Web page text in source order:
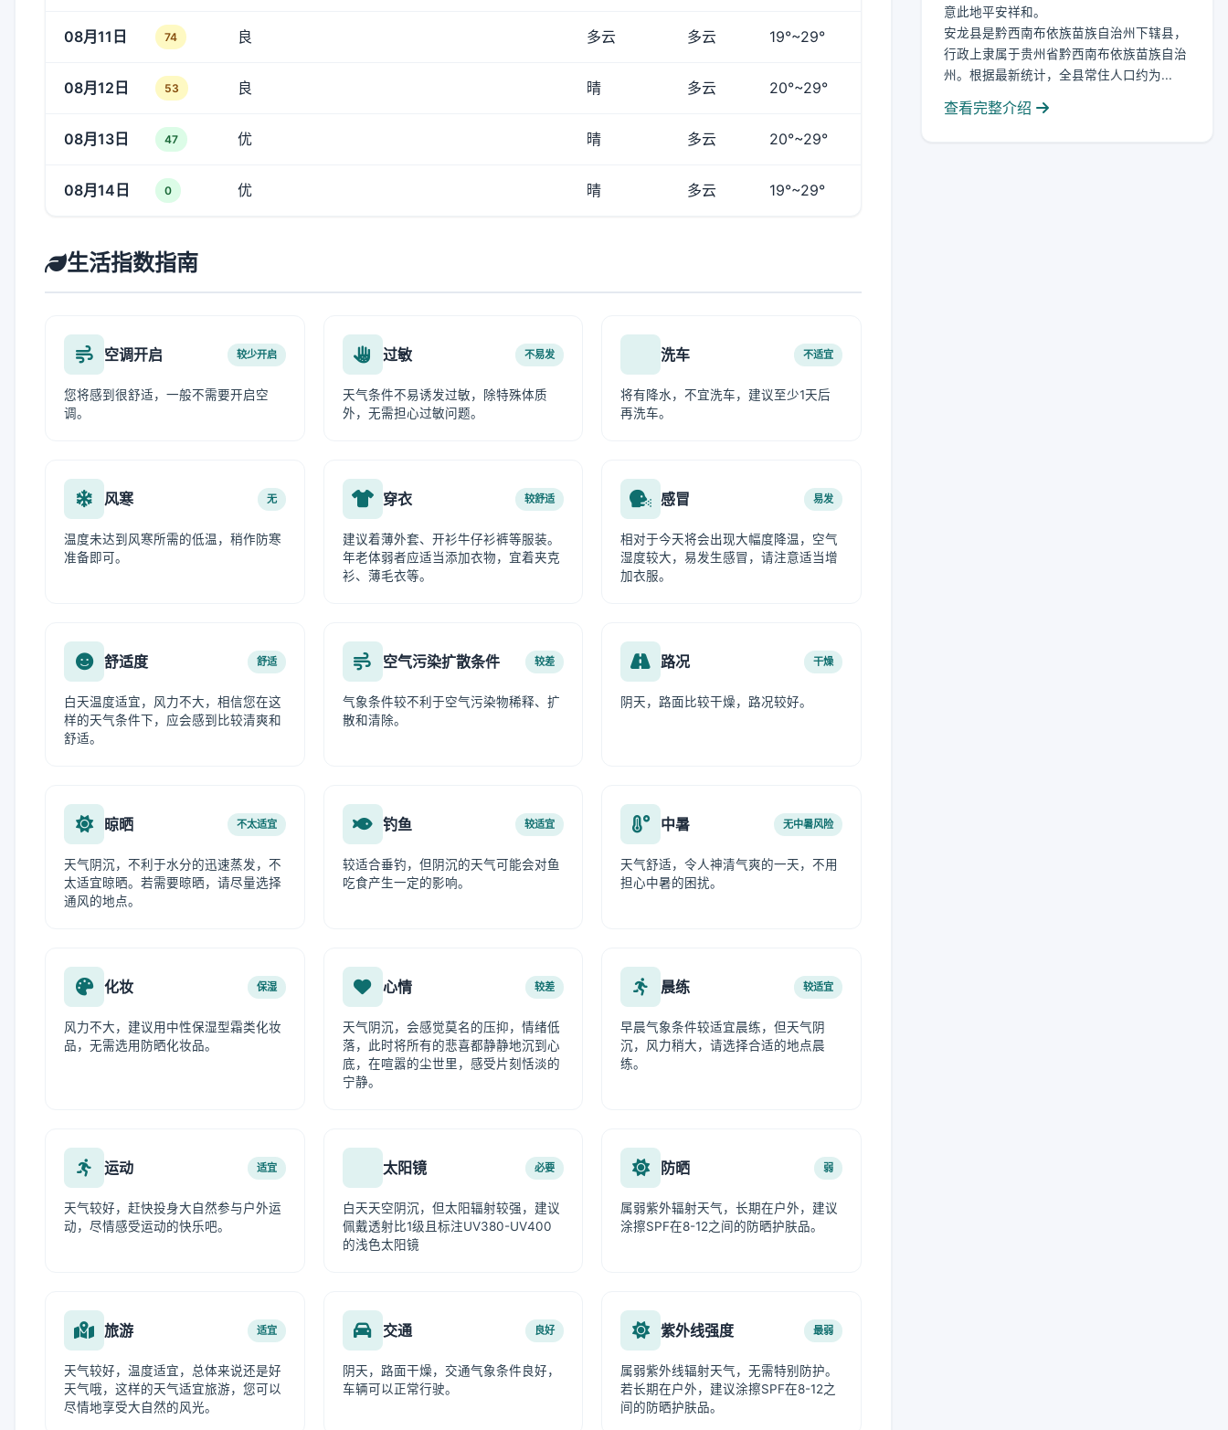
08月11日 74 良 多云 多云 19°~29°
08月12日 53 良 晴 多云 20°~29°
08月13日 47 优 晴 多云 20°~29°
08月14日 0 优 晴 多云 19°~29°
生活指数指南
空调开启 较少开启
您将感到很舒适，一般不需要开启空
调。
过敏 不易发
天气条件不易诱发过敏，除特殊体质
外，无需担心过敏问题。
洗车 不适宜
将有降水，不宜洗车，建议至少1天后
再洗车。
风寒 无
温度未达到风寒所需的低温，稍作防寒
准备即可。
穿衣 较舒适
建议着薄外套、开衫牛仔衫裤等服装。
年老体弱者应适当添加衣物，宜着夹克
衫、薄毛衣等。
感冒 易发
相对于今天将会出现大幅度降温，空气
湿度较大，易发生感冒，请注意适当增
加衣服。
舒适度 舒适
白天温度适宜，风力不大，相信您在这
样的天气条件下，应会感到比较清爽和
舒适。
空气污染扩散条件 较差
气象条件较不利于空气污染物稀释、扩
散和清除。
路况 干燥
阴天，路面比较干燥，路况较好。
晾晒 不太适宜
天气阴沉，不利于水分的迅速蒸发，不
太适宜晾晒。若需要晾晒，请尽量选择
通风的地点。
钓鱼 较适宜
较适合垂钓，但阴沉的天气可能会对鱼
吃食产生一定的影响。
中暑 无中暑风险
天气舒适，令人神清气爽的一天，不用
担心中暑的困扰。
化妆 保湿
风力不大，建议用中性保湿型霜类化妆
品，无需选用防晒化妆品。
心情 较差
天气阴沉，会感觉莫名的压抑，情绪低
落，此时将所有的悲喜都静静地沉到心
底，在喧嚣的尘世里，感受片刻恬淡的
宁静。
晨练 较适宜
早晨气象条件较适宜晨练，但天气阴
沉，风力稍大，请选择合适的地点晨
练。
运动 适宜
天气较好，赶快投身大自然参与户外运
动，尽情感受运动的快乐吧。
太阳镜 必要
白天天空阴沉，但太阳辐射较强，建议
佩戴透射比1级且标注UV380-UV400
的浅色太阳镜
防晒 弱
属弱紫外辐射天气，长期在户外，建议
涂擦SPF在8-12之间的防晒护肤品。
旅游 适宜
天气较好，温度适宜，总体来说还是好
天气哦，这样的天气适宜旅游，您可以
尽情地享受大自然的风光。
交通 良好
阴天，路面干燥，交通气象条件良好，
车辆可以正常行驶。
紫外线强度 最弱
属弱紫外线辐射天气，无需特别防护。
若长期在户外，建议涂擦SPF在8-12之
间的防晒护肤品。
意此地平安祥和。
安龙县是黔西南布依族苗族自治州下辖县，
行政上隶属于贵州省黔西南布依族苗族自治
州。根据最新统计，全县常住人口约为...
查看完整介绍